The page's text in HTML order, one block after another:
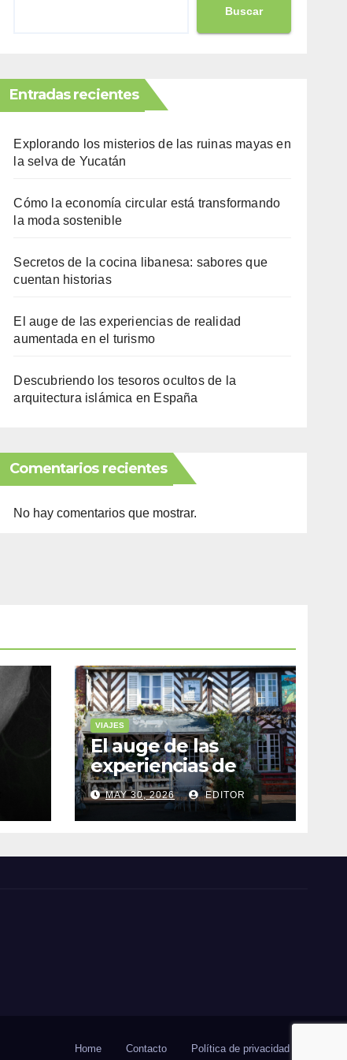
Buscar
Entradas recientes
Explorando los misterios de las ruinas mayas en
la selva de Yucatán
Cómo la economía circular está transformando
la moda sostenible
Secretos de la cocina libanesa: sabores que
cuentan historias
El auge de las experiencias de realidad
aumentada en el turismo
Descubriendo los tesoros ocultos de la
arquitectura islámica en España
Comentarios recientes
No hay comentarios que mostrar.
VIAJES
El auge de las
experiencias de
realidad aumentada
en el turismo
MAY 30, 2026 EDITOR
Home Contacto Política de privacidad